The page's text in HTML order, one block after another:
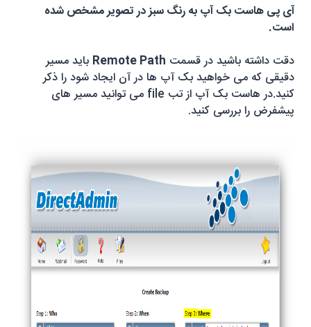
آی پی هاست بک آپ به رنگ سبز در تصویر مشخص شده
است.
دقت داشته باشید در قسمت Remote Path باید مسیر
دقیقی که می خواهید بک آپ ها در آن ایجاد شود را ذکر
کنید.در هاست بک آپ از تب file می توانید مسیر های
پیشفرض را بررسی کنید.